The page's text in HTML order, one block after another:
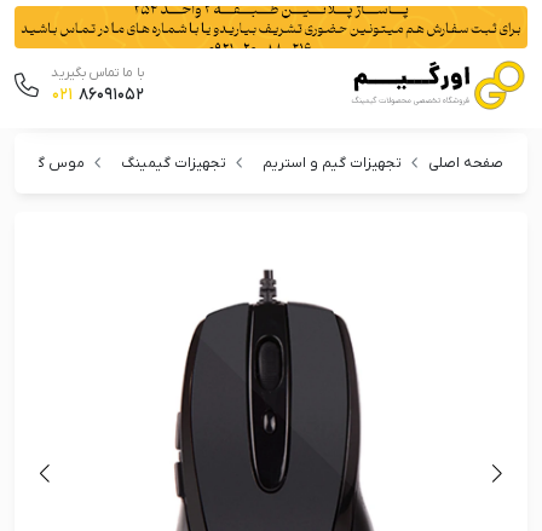
با ما تماس بگیرید
021 86091052
صفحه اصلی تجهیزات گیم و استریم تجهیزات گیمینگ موس